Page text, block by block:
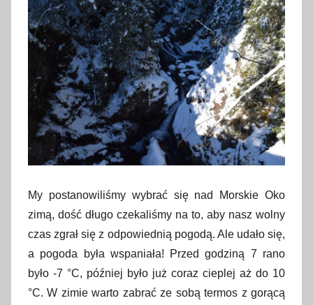
My postanowiliśmy wybrać się nad Morskie Oko
zimą, dość długo czekaliśmy na to, aby nasz wolny
czas zgrał się z odpowiednią pogodą. Ale udało się,
a pogoda była wspaniała! Przed godziną 7 rano
było -7 °C, później było już coraz cieplej aż do 10
°C. W zimie warto zabrać ze sobą termos z gorącą